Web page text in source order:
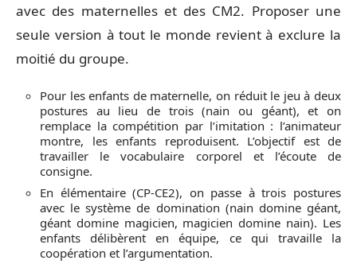
avec des maternelles et des CM2. Proposer une
seule version à tout le monde revient à exclure la
moitié du groupe.
Pour les enfants de maternelle, on réduit le jeu à deux
postures au lieu de trois (nain ou géant), et on
remplace la compétition par l’imitation : l’animateur
montre, les enfants reproduisent. L’objectif est de
travailler le vocabulaire corporel et l’écoute de
consigne.
En élémentaire (CP-CE2), on passe à trois postures
avec le système de domination (nain domine géant,
géant domine magicien, magicien domine nain). Les
enfants délibèrent en équipe, ce qui travaille la
coopération et l’argumentation.